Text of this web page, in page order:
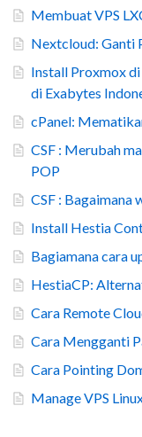
Membuat VPS
Nextcloud: Ganti
Install Proxmox
di Exabytes
cPanel:
CSF : Merubah
POP
CSF : Bagaimana
Install Hestia
Bagiamana cara
HestiaCP:
Cara Remote
Cara Mengganti
Cara Pointing
Manage VPS